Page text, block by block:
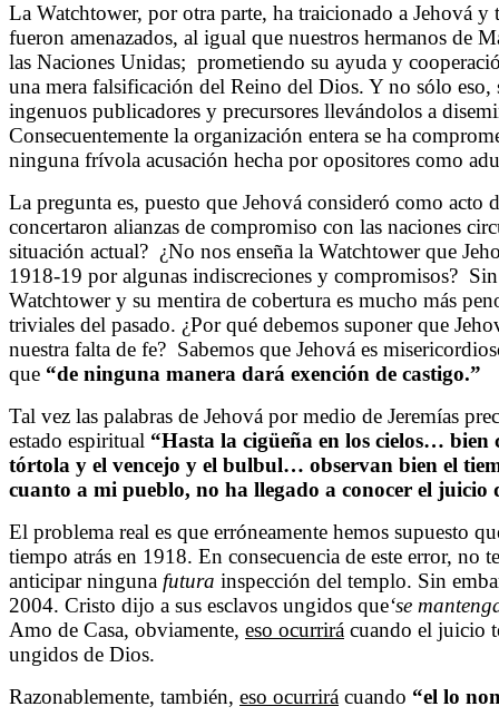
La Watchtower, por otra parte, ha traicionado a Jehová
fueron amenazados, al igual que nuestros hermanos de
las Naciones Unidas; prometiendo su ayuda y
una mera falsificación del Reino del Dios. Y no sólo
ingenuos publicadores y precursores llevándolos a
Consecuentemente la organización entera se ha
ninguna frívola acusación hecha por opositores como
La pregunta es, puesto que Jehová consideró como acto
concertaron alianzas de compromiso con las naciones
situación actual? ¿No nos enseña la Watchtower que
1918-19 por algunas indiscreciones y compromisos?
Watchtower y su mentira de cobertura es mucho más
triviales del pasado. ¿Por qué debemos suponer que
nuestra falta de fe? Sabemos que Jehová es
que “de ninguna manera dará exención de castigo.”
Tal vez las palabras de Jehová por medio de Jeremías
estado espiritual “Hasta la cigüeña en los cielos… bien
tórtola y el vencejo y el bulbul… observan bien el
cuanto a mi pueblo, no ha llegado a conocer el juicio
El problema real es que erróneamente hemos supuesto
tiempo atrás en 1918. En consecuencia de este error, no
anticipar ninguna futura inspección del templo. Sin
2004. Cristo dijo a sus esclavos ungidos que‘se
Amo de Casa, obviamente, eso ocurrirá cuando el juicio
ungidos de Dios.
Razonablemente, también, eso ocurrirá cuando “el lo